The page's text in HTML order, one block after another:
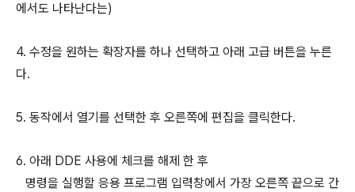
에서도 나타난다는)
4. 수정을 원하는 확장자를 하나 선택하고 아래 고급 버튼을 누른
다.
5. 동작에서 열기를 선택한 후 오른쪽에 편집을 클릭한다.
6. 아래 DDE 사용에 체크를 해제 한 후
명령을 실행할 응용 프로그램 입력창에서 가장 오른쪽 끝으로 간